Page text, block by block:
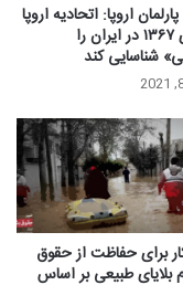
اروپا: اتحادیه اروپا
کشتارهای ۱۳۶۷ در ایران را
شناسایی کند
برای حفاظت از حقوق‌
بلایای طبیعی بر اساس